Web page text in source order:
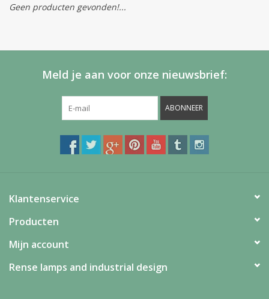
Geen producten gevonden!...
Meld je aan voor onze nieuwsbrief:
ABONNEER
Klantenservice
Producten
Mijn account
Rense lamps and industrial design